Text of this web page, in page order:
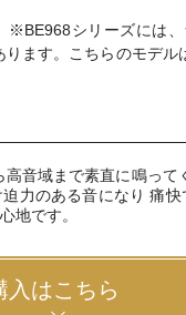
※BE968シリーズには、
ります。こちらのモデル
音域まで素直に鳴って
力のある音になり 痛
地です。
入はこちら